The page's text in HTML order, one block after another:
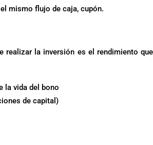
mismo flujo de caja, cupón.
realizar la inversión es el rendimiento
la vida del bono
de capital)